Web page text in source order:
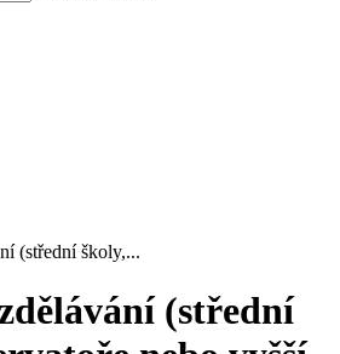
(střední školy,...
(střední